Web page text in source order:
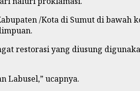
/Kota di Sumut di bawah
restorasi yang diusung
Labusel,” ucapnya.